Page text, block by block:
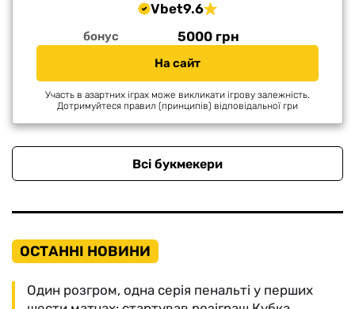
Vbet9.6
бонус 5000 грн
На сайт
Участь в азартних іграх може викликати ігрову залежність.
Дотримуйтеся правил (принципів) відповідальної гри
Всі букмекери
ОСТАННІ НОВИНИ
Один розгром, одна серія пенальті у перших